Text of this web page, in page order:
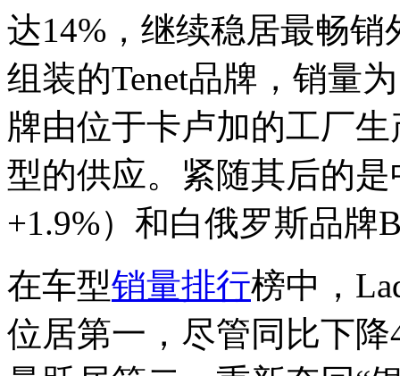
达14%，继续稳居最畅
组装的Tenet品牌，销量
牌由位于卡卢加的工厂
型的供应。紧随其后的是
+1.9%）和白俄罗斯品牌
在车型销量排行榜中，
位居第一，尽管同比下降